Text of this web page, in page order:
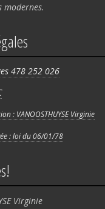
modernes.
478 252 026
: VANOOSTHUYSE Virginie
: loi du 06/01/78
Virginie